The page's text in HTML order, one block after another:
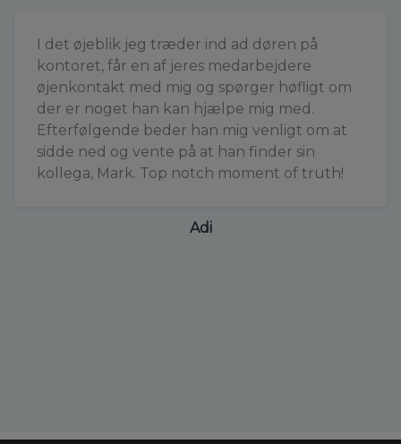
I det øjeblik jeg træder ind ad døren på
kontoret, får en af jeres medarbejdere
øjenkontakt med mig og spørger høfligt om
der er noget han kan hjælpe mig med.
Efterfølgende beder han mig venligt om at
sidde ned og vente på at han finder sin
kollega, Mark. Top notch moment of truth!
Adi